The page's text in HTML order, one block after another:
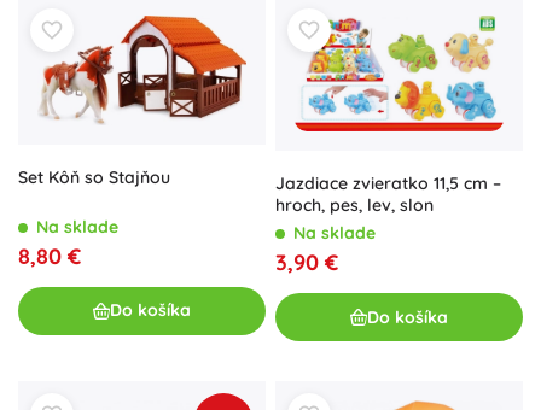
Set Kôň so Stajňou
Na sklade
8,80 €
Do košíka
Jazdiace zvieratko 11,5 cm –
hroch, pes, lev, slon
Na sklade
3,90 €
Do košíka